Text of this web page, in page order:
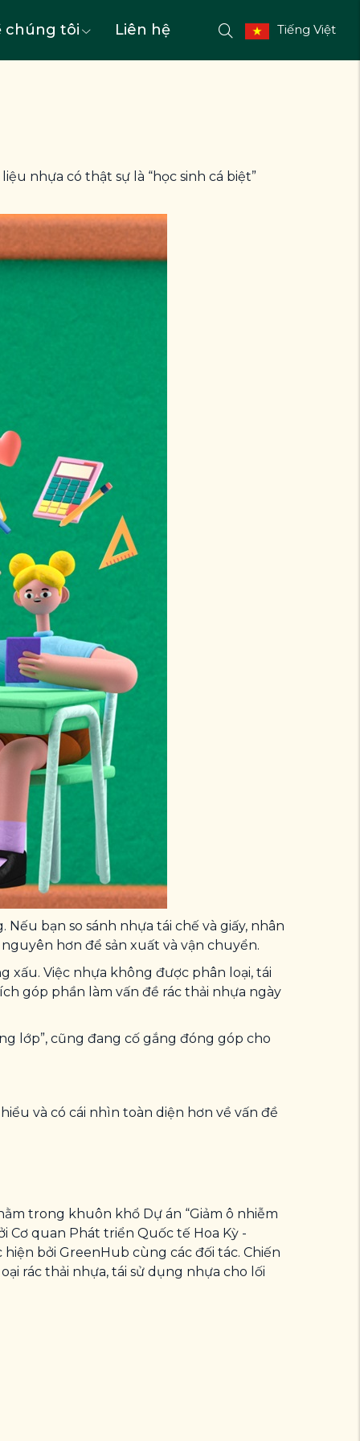
chúng tôi Liên hệ Tiếng Việt
nhựa có thật sự là “học sinh cá biệt”
bạn so sánh nhựa tái chế và giấy, nhân
hơn để sản xuất và vận chuyển.
Việc nhựa không được phân loại, tái
góp phần làm vấn đề rác thải nhựa ngày
lớp”, cũng đang cố gắng đóng góp cho
và có cái nhìn toàn diện hơn về vấn đề
trong khuôn khổ Dự án “Giảm ô nhiễm
Cơ quan Phát triển Quốc tế Hoa Kỳ -
bởi GreenHub cùng các đối tác. Chiến
rác thải nhựa, tái sử dụng nhựa cho lối